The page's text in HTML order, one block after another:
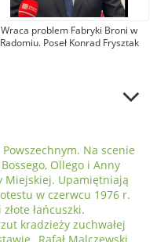
Wraca problem Fabryki Broni w
Radomiu. Poseł Konrad Frysztak
Na scenie
Ollego i Anny
Miejskiej. Upamiętniają
w czerwcu 1976 r.
łańcuszki.
kradzieży zuchwałej